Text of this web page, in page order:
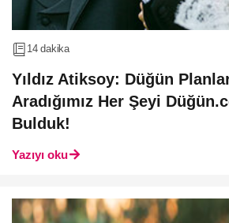
14 dakika
Yıldız Atiksoy: Düğün
Aradığımız Her Şeyi
Bulduk!
Yazıyı oku